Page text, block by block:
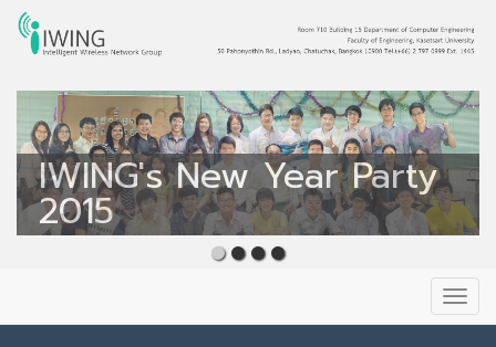
IWING
Intelligent Wireless
Network Group
IWING's New Year Party
2016
IWING's New Year Party
2015